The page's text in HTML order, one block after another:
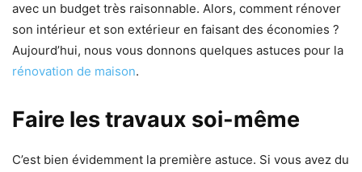
avec un budget très raisonnable. Alors, comment rénover
son intérieur et son extérieur en faisant des économies ?
Aujourd’hui, nous vous donnons quelques astuces pour la
rénovation de maison.
Faire les travaux soi-même
C’est bien évidemment la première astuce. Si vous avez du